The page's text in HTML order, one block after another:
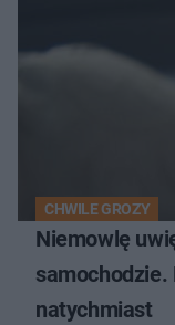
CHWILE GROZY
Niemowlę
samochodzie.
natychmiast